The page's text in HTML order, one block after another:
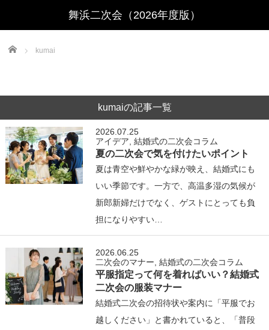
Home kumai
kumaiの記事一覧
2026.07.25
アイデア ,結婚式の二次会コラム
夏の二次会で気を付けたいポイント
夏は青空や鮮やかな緑が映え、結婚式にも
いい季節です。一方で、高温多湿の気候が
新郎新婦だけでなく、ゲストにとっても負
担になりやすい…
2026.06.25
二次会のマナー ,結婚式の二次会コラム
平服指定って何を着ればいい？結婚式
二次会の服装マナー
結婚式二次会の招待状や案内に「平服でお
越しください」と書かれていると、「普段